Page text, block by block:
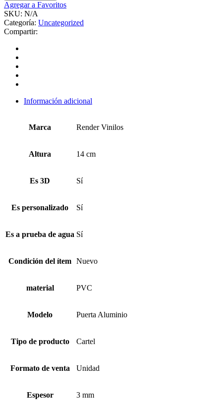
Agregar a Favoritos
SKU: N/A
Categoría: Uncategorized
Compartir:
Información adicional
Marca Render Vinilos
Altura 14 cm
Es 3D Sí
Es personalizado Sí
Es a prueba de agua Sí
Condición del ítem Nuevo
material PVC
Modelo Puerta Aluminio
Tipo de producto Cartel
Formato de venta Unidad
Espesor 3 mm